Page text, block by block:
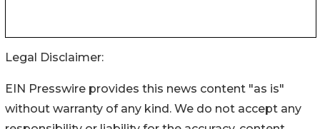
Legal Disclaimer:
EIN Presswire provides this news content "as is"
without warranty of any kind. We do not accept any